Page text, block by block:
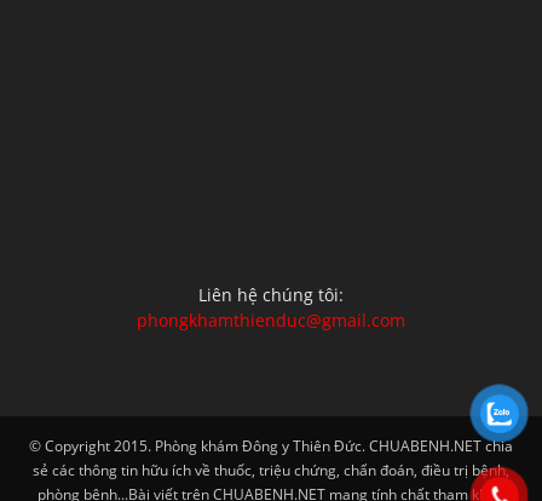
Liên hệ chúng tôi:
phongkhamthienduc@gmail.com
© Copyright 2015. Phòng khám Đông y Thiên Đức. CHUABENH.NET chia
sẻ các thông tin hữu ích về thuốc, triệu chứng, chẩn đoán, điều trị bệnh,
phòng bệnh...Bài viết trên CHUABENH.NET mang tính chất tham khảo